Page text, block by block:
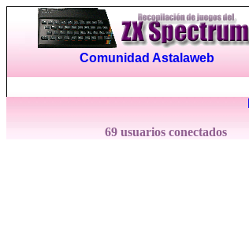
Comunidad Astalaweb
69 usuarios conectados